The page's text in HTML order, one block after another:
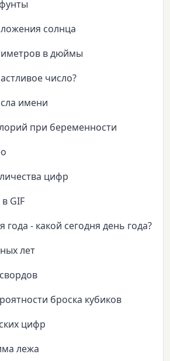
солнца
в дюймы
число?
имени
при беременности
цифр
GIF
года - какой сегодня день года?
лет
броска кубиков
цифр
лежа